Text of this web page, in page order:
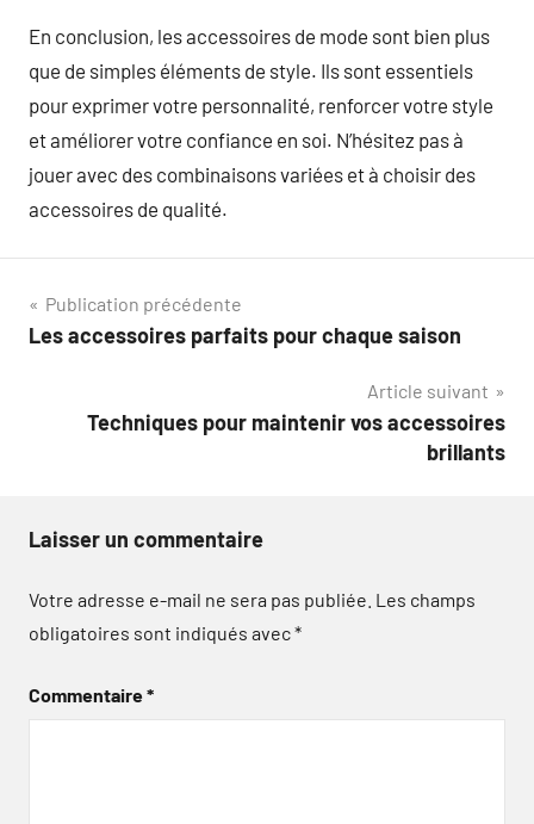
En conclusion, les accessoires de mode sont bien plus
que de simples éléments de style. Ils sont essentiels
pour exprimer votre personnalité, renforcer votre style
et améliorer votre confiance en soi. N’hésitez pas à
jouer avec des combinaisons variées et à choisir des
accessoires de qualité.
Navigation
de
Publication précédente
Les accessoires parfaits pour chaque saison
Article suivant
Techniques pour maintenir vos accessoires
brillants
Laisser un commentaire
Votre adresse e-mail ne sera pas publiée. Les champs
obligatoires sont indiqués avec*
Commentaire*